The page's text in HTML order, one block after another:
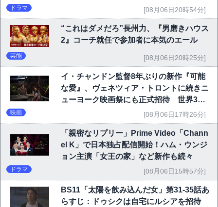
ドラマ [08月06日20時54分]
“これはダメだろ”長州力、『男磨きハウス
2』コーチ就任で参加者に本気のエール
芸能 [08月06日20時25分]
イ・チャンドン監督8年ぶりの新作『可能
な愛』、ヴェネツィア・トロントに続きニ
ューヨーク映画祭にも正式招待 世界3大
映画祭で快挙｜Netflix映画
映画 [08月06日17時26分]
「親密なリプリー」Prime Video「Chann
el K」で日本独占配信開始！ハム・ウンジ
ョン主演「女王の家」など新作も続々
ドラマ [08月06日15時57分]
BS11「太陽を飲み込んだ女」第31-35話あ
らすじ：ドゥシクは自宅にルシアを招待